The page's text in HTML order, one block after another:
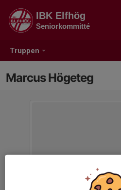
Truppen
IBK Elfhög
Seniorkommitté
Marcus Högeteg